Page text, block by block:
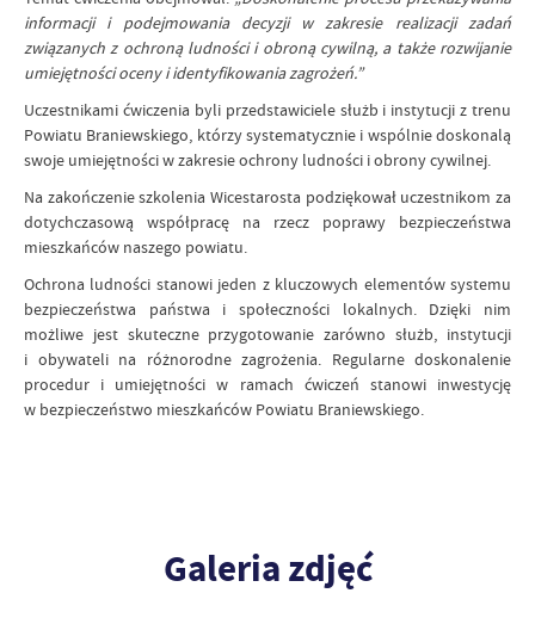
informacji i podejmowania decyzji w zakresie realizacji zadań
związanych z ochroną ludności i obroną cywilną, a także rozwijanie
umiejętności oceny i identyfikowania zagrożeń.”
Uczestnikami ćwiczenia byli przedstawiciele służb i instytucji z trenu
Powiatu Braniewskiego, którzy systematycznie i wspólnie doskonalą
swoje umiejętności w zakresie ochrony ludności i obrony cywilnej.
Na zakończenie szkolenia Wicestarosta podziękował uczestnikom za
dotychczasową współpracę na rzecz poprawy bezpieczeństwa
mieszkańców naszego powiatu.
Ochrona ludności stanowi jeden z kluczowych elementów systemu
bezpieczeństwa państwa i społeczności lokalnych. Dzięki nim
możliwe jest skuteczne przygotowanie zarówno służb, instytucji
i obywateli na różnorodne zagrożenia. Regularne doskonalenie
procedur i umiejętności w ramach ćwiczeń stanowi inwestycję
w bezpieczeństwo mieszkańców Powiatu Braniewskiego.
Galeria zdjęć